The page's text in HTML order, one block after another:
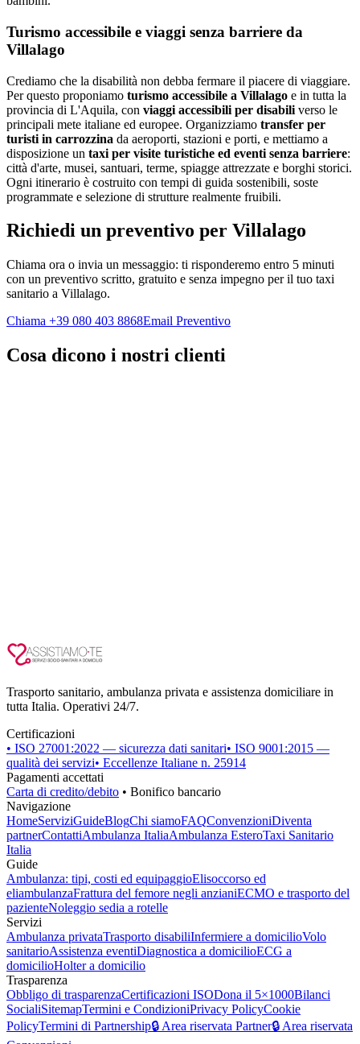
Turismo accessibile e viaggi senza barriere da
Villalago
Crediamo che la disabilità non debba fermare il piacere di viaggiare.
Per questo proponiamo turismo accessibile a Villalago e in tutta la
provincia di L'Aquila, con viaggi accessibili per disabili verso le
principali mete italiane ed europee. Organizziamo transfer per
turisti in carrozzina da aeroporti, stazioni e porti, e mettiamo a
disposizione un taxi per visite turistiche ed eventi senza barriere:
città d'arte, musei, santuari, terme, spiagge attrezzate e borghi storici.
Ogni itinerario è costruito con tempi di guida sostenibili, soste
programmate e selezione di strutture realmente fruibili.
Richiedi un preventivo per Villalago
Chiama ora o invia un messaggio: ti risponderemo entro 5 minuti
con un preventivo scritto, gratuito e senza impegno per il tuo taxi
sanitario a Villalago.
Chiama +39 080 403 8868Email Preventivo
Cosa dicono i nostri clienti
Trasporto sanitario, ambulanza privata e assistenza domiciliare in
tutta Italia. Operativi 24/7.
Certificazioni
• ISO 27001:2022 — sicurezza dati sanitari• ISO 9001:2015 —
qualità dei servizi• Eccellenze Italiane n. 25914
Pagamenti accettati
Carta di credito/debito • Bonifico bancario
Navigazione
HomeServiziGuideBlogChi siamoFAQConvenzioniDiventa
partnerContattiAmbulanza ItaliaAmbulanza EsteroTaxi Sanitario
Italia
Guide
Ambulanza: tipi, costi ed equipaggioElisoccorso ed
eliambulanzaFrattura del femore negli anzianiECMO e trasporto del
pazienteNoleggio sedia a rotelle
Servizi
Ambulanza privataTrasporto disabiliInfermiere a domicilioVolo
sanitarioAssistenza eventiDiagnostica a domicilioECG a
domicilioHolter a domicilio
Trasparenza
Obbligo di trasparenzaCertificazioni ISODona il 5×1000Bilanci
SocialiSitemapTermini e CondizioniPrivacy PolicyCookie
PolicyTermini di Partnership🔒 Area riservata Partner🔒 Area riservata